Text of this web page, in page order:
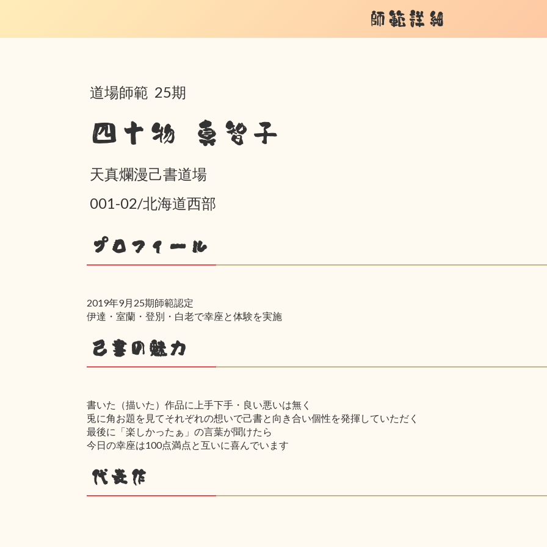
師範詳細
道場師範 25期
四十物 真智子
天真爛漫己書道場
001-02/北海道西部
プロフィール
2019年9月25期師範認定
伊達・室蘭・登別・白老で幸座と体験を実施
己書の魅力
書いた（描いた）作品に上手下手・良い悪いは無く
兎に角お題を見てそれぞれの想いで己書と向き合い個性を発揮していただく
最後に「楽しかったぁ」の言葉が聞けたら
今日の幸座は100点満点と互いに喜んでいます
代表作